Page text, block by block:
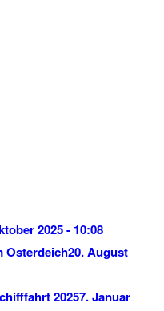
2025 - 10:08
Osterdeich20. August
20257. Januar